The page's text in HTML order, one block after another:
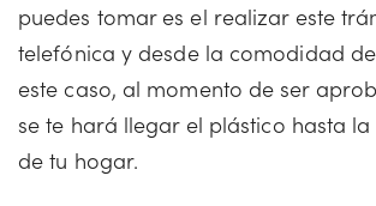
puedes tomar es el realizar este
telefónica y desde la comodidad
este caso, al momento de ser
se te hará llegar el plástico hasta
de tu hogar.